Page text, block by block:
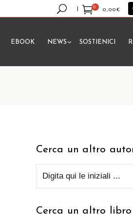
0
0,00€
prodotto nel carrello.
EBOOK NEWS SOSTIENICI
Cerca un altro
Cerca un altro libro